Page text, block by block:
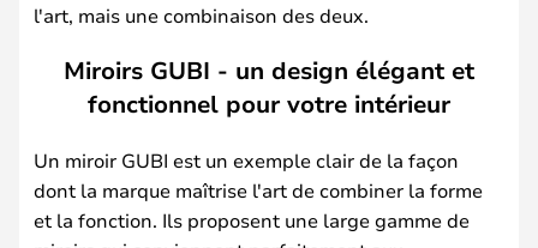
l'art, mais une combinaison des deux.
Miroirs GUBI - un design élégant et
fonctionnel pour votre intérieur
Un miroir GUBI est un exemple clair de la façon
dont la marque maîtrise l'art de combiner la forme
et la fonction. Ils proposent une large gamme de